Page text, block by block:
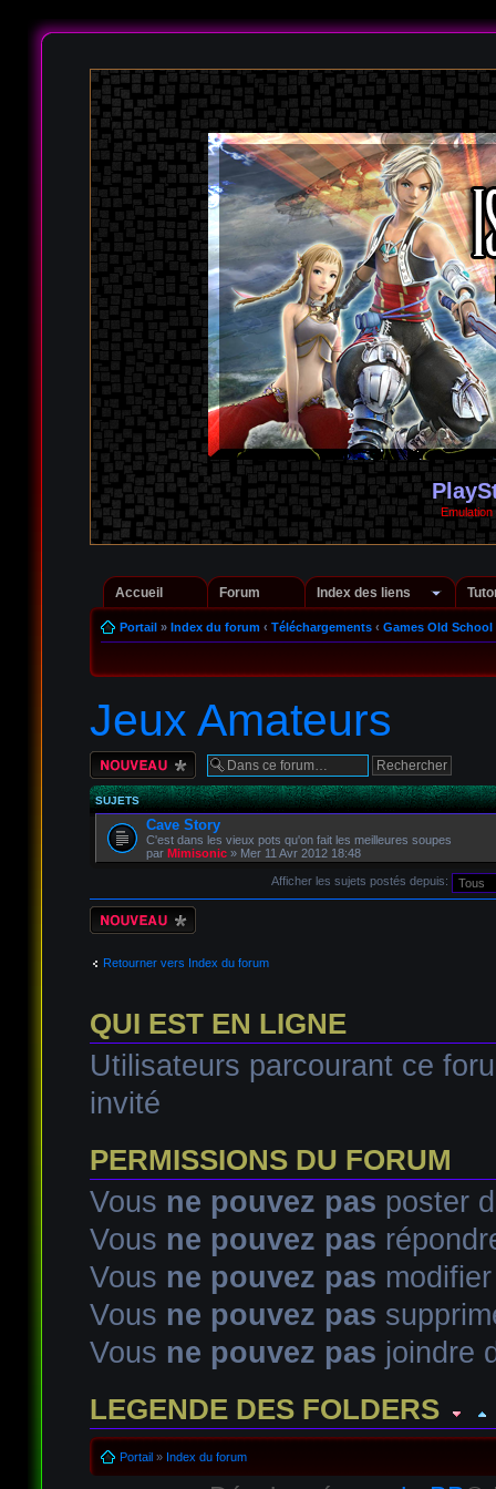
Accueil Forum Index des liens
Portail» Index du forum ‹ Téléchargements ‹ Games Old School
Jeux Amateurs
Écrire un nouveau
sujet
SUJETS
Cave Story
C'est dans les vieux pots qu'on fait les meilleures soupes
par Mimisonic» Mer 11 Avr 2012 18:48
Afficher les sujets postés depuis:
Écrire un nouveau
sujet
Retourner vers Index du forum
QUI EST EN LIGNE
Utilisateurs parcourant ce
invité
PERMISSIONS DU FORUM
Vous ne pouvez pas poster
Vous ne pouvez pas
Vous ne pouvez pas
Vous ne pouvez pas
Vous ne pouvez pas joindre
LEGENDE DES FOLDERS
Portail» Index du forum